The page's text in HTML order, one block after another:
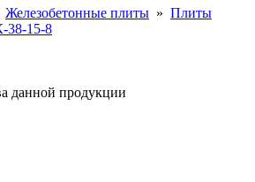
Железобетонные плиты » Плиты
38-15-8